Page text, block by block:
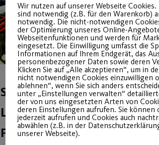
Sport als Teil der
Lösung – nicht des
Problems
Wir nutzen auf unserer Webseite Cookies.
sind notwendig (z.B. für den Warenkorb)
notwendig. Die nicht-notwendigen
der Optimierung unseres Online-
Webseitenfunktionen und werden für
eingesetzt. Die Einwilligung umfasst die
Informationen auf Ihrem Endgerät, das
personenbezogener Daten sowie deren
Klicken Sie auf „Alle akzeptieren“, um in
nicht notwendigen Cookies einzuwilligen
ablehnen“, wenn Sie sich anders
unter „Einstellungen verwalten“
der von uns eingesetzten Arten von
deren Einstellungen aufrufen. Sie können
jederzeit aufrufen und Cookies auch
abwählen (z.B. in der
unserer Webseite).